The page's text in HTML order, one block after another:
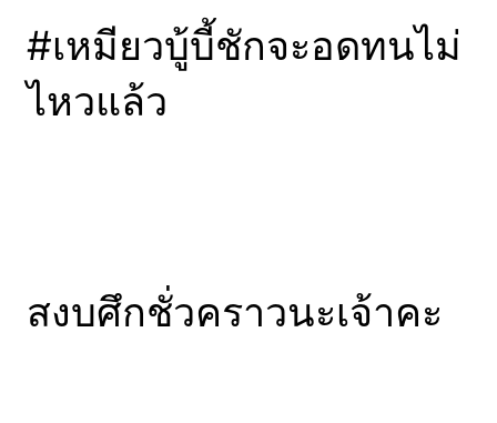
#เหมียวบู้บี้ชักจะอดทนไม่
ไหวแล้ว
สงบศึกชั่วคราวนะเจ้าคะ